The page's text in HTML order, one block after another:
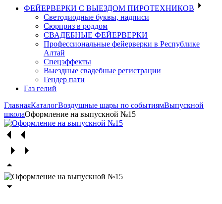
ФЕЙЕРВЕРКИ С ВЫЕЗДОМ ПИРОТЕХНИКОВ
Светодиодные буквы, надписи
Сюрприз в роддом
СВАДЕБНЫЕ ФЕЙЕРВЕРКИ
Профессиональные фейерверки в Республике
Алтай
Спецэффекты
Выездные свадебные регистрации
Гендер пати
Газ гелий
ГлавнаяКаталогВоздушные шары по событиямВыпускной
школаОформление на выпускной №15